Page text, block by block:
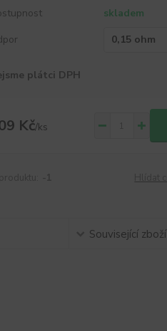
skladem
plátci DPH
Kč/ks
Související zboží